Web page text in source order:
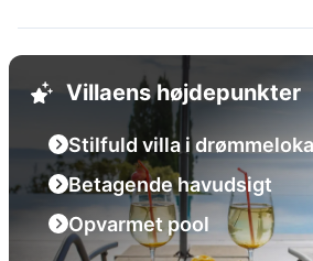
Villaens højdepunkter
Stilfuld villa i
Betagende havudsigt
Opvarmet pool